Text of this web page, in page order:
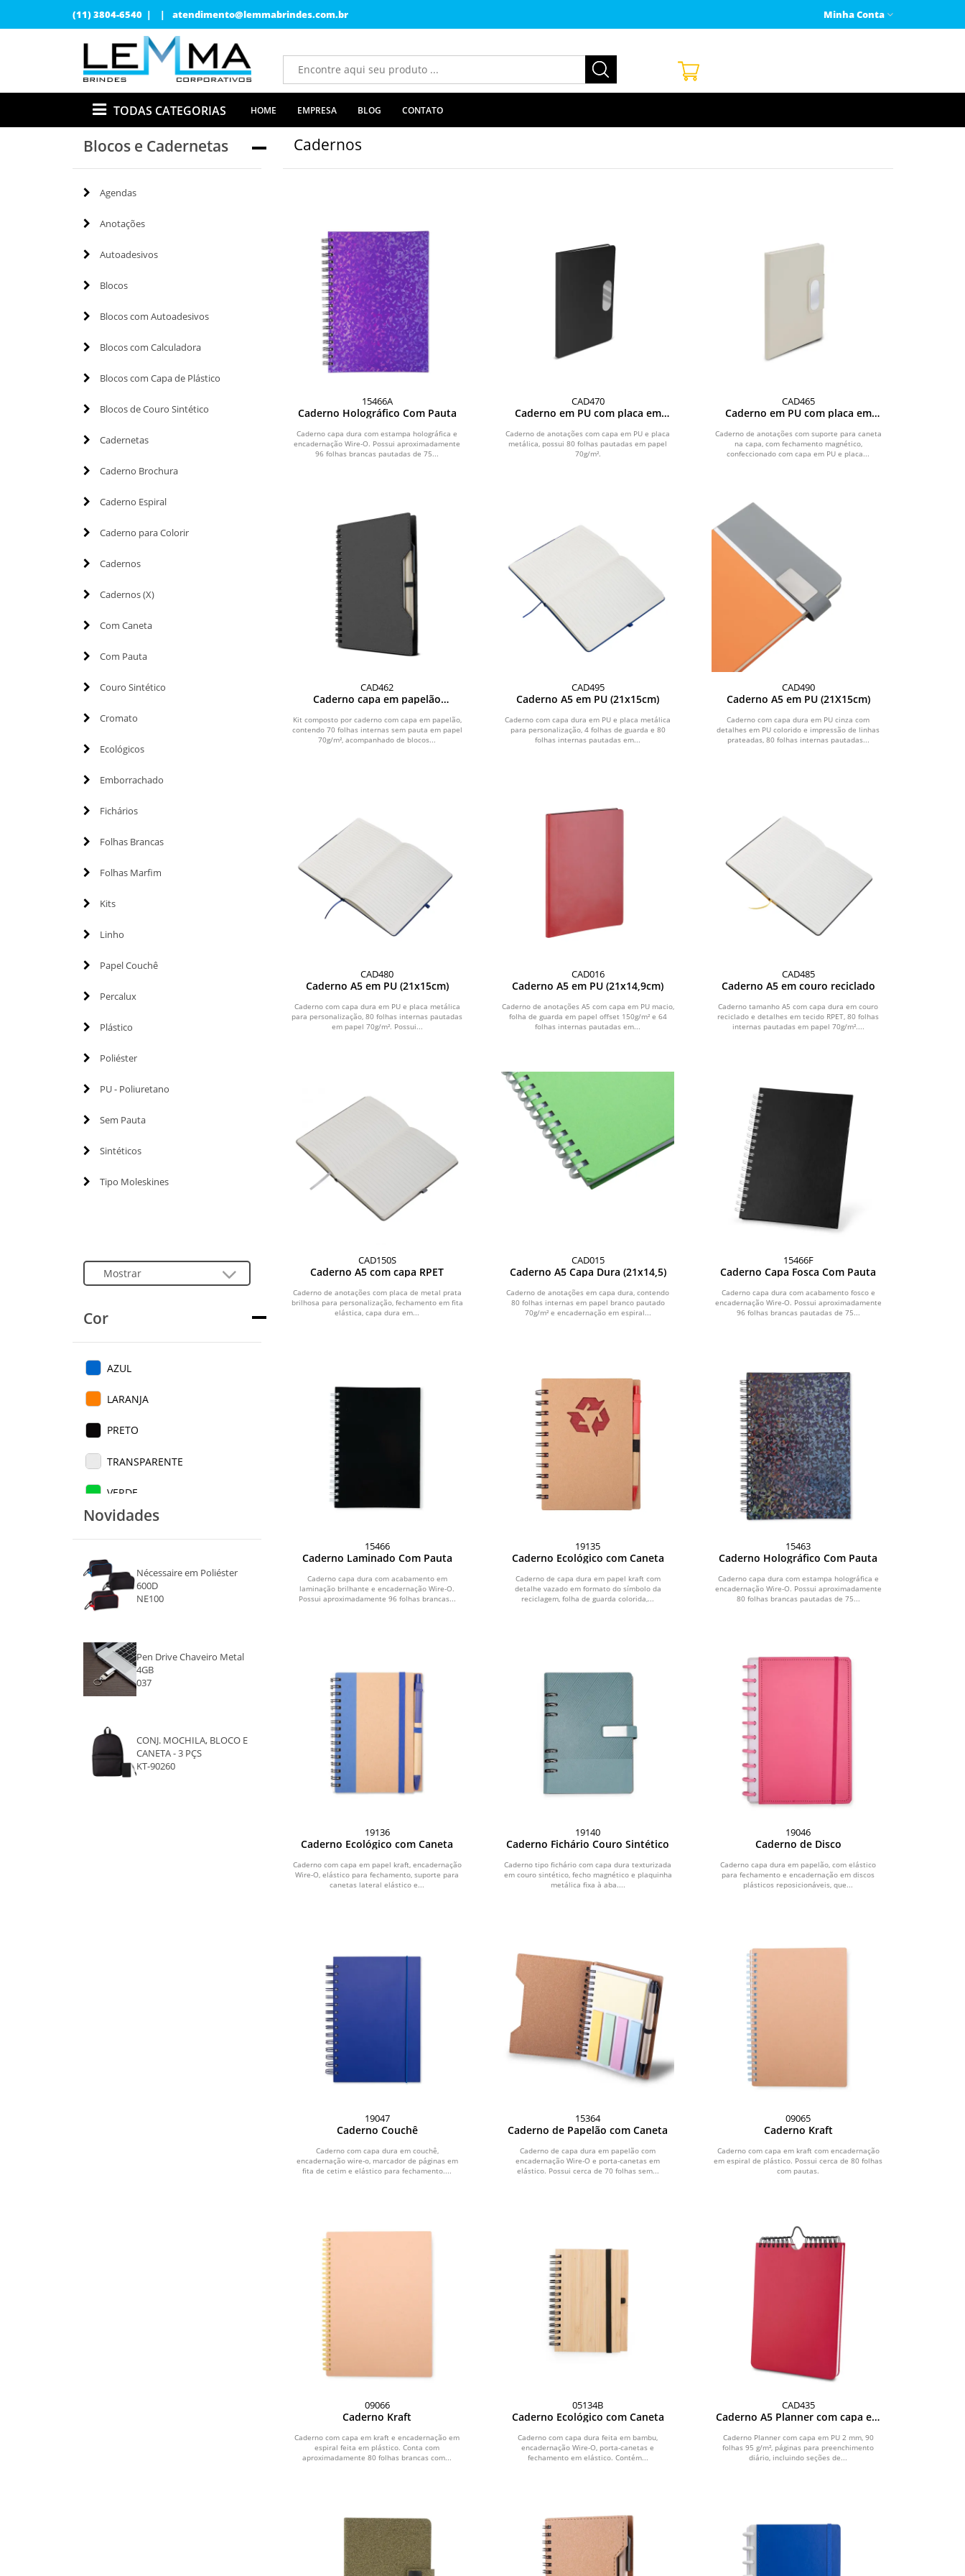
(11) 3804-6540 | | atendimento@lemmabrindes.com.br Minha Conta
TODAS CATEGORIAS HOME EMPRESA BLOG CONTATO
Blocos e Cadernetas
Agendas
Anotações
Autoadesivos
Blocos
Blocos com Autoadesivos
Blocos com Calculadora
Blocos com Capa de Plástico
Blocos de Couro Sintético
Cadernetas
Caderno Brochura
Caderno Espiral
Caderno para Colorir
Cadernos
Cadernos (X)
Com Caneta
Com Pauta
Couro Sintético
Cromato
Ecológicos
Emborrachado
Fichários
Folhas Brancas
Folhas Marfim
Kits
Linho
Papel Couchê
Percalux
Plástico
Poliéster
PU - Poliuretano
Sem Pauta
Sintéticos
Tipo Moleskines
Cor
AZUL
LARANJA
PRETO
TRANSPARENTE
VERDE
VERMELHO
COLORIDO
VERDE ESCURO
CINZA
ROXO
DOURADO
Novidades
Nécessaire em Poliéster
600D
NE100
Pen Drive Chaveiro Metal
4GB
037
CONJ. MOCHILA, BLOCO E
CANETA - 3 PÇS
KT-90260
Cadernos
15466A
Caderno Holográfico Com Pauta
Caderno capa dura com estampa holográfica e
encadernação Wire-O. Possui aproximadamente
96 folhas brancas pautadas de 75...
CAD470
Caderno em PU com placa em
Caderno de anotações com capa em PU e placa
metálica, possui 80 folhas pautadas em papel
70g/m².
CAD465
Caderno em PU com placa em
Caderno de anotações com suporte para caneta
na capa, com fechamento magnético,
confeccionado com capa em PU e placa...
CAD462
Caderno capa em papelão
Kit composto por caderno com capa em papelão,
contendo 70 folhas internas sem pauta em papel
70g/m², acompanhado de blocos...
CAD495
Caderno A5 em PU (21x15cm)
Caderno com capa dura em PU e placa metálica
para personalização, 4 folhas de guarda e 80
folhas internas pautadas em...
CAD490
Caderno A5 em PU (21X15cm)
Caderno com capa dura em PU cinza com
detalhes em PU colorido e impressão de linhas
prateadas, 80 folhas internas pautadas...
CAD480
Caderno A5 em PU (21x15cm)
Caderno com capa dura em PU e placa metálica
para personalização, 80 folhas internas pautadas
em papel 70g/m². Possui...
CAD016
Caderno A5 em PU (21x14,9cm)
Caderno de anotações A5 com capa em PU macio,
folha de guarda em papel offset 150g/m² e 64
folhas internas pautadas em...
CAD485
Caderno A5 em couro reciclado
Caderno tamanho A5 com capa dura em couro
reciclado e detalhes em tecido RPET, 80 folhas
internas pautadas em papel 70g/m²....
CAD150S
Caderno A5 com capa RPET
Caderno de anotações com placa de metal prata
brilhosa para personalização, fechamento em fita
elástica, capa dura em...
CAD015
Caderno A5 Capa Dura (21x14,5)
Caderno de anotações em capa dura, contendo
80 folhas internas em papel branco pautado
70g/m² e encadernação em espiral...
15466F
Caderno Capa Fosca Com Pauta
Caderno capa dura com acabamento fosco e
encadernação Wire-O. Possui aproximadamente
96 folhas brancas pautadas de 75...
15466
Caderno Laminado Com Pauta
Caderno capa dura com acabamento em
laminação brilhante e encadernação Wire-O.
Possui aproximadamente 96 folhas brancas...
19135
Caderno Ecológico com Caneta
Caderno de capa dura em papel kraft com
detalhe vazado em formato do símbolo da
reciclagem, folha de guarda colorida,...
15463
Caderno Holográfico Com Pauta
Caderno capa dura com estampa holográfica e
encadernação Wire-O. Possui aproximadamente
80 folhas brancas pautadas de 75...
19136
Caderno Ecológico com Caneta
Caderno com capa em papel kraft, encadernação
Wire-O, elástico para fechamento, suporte para
canetas lateral elástico e...
19140
Caderno Fichário Couro Sintético
Caderno tipo fichário com capa dura texturizada
em couro sintético, fecho magnético e plaquinha
metálica fixa à aba....
19046
Caderno de Disco
Caderno capa dura em papelão, com elástico
para fechamento e encadernação em discos
plásticos reposicionáveis, que...
19047
Caderno Couchê
Caderno com capa dura em couchê,
encadernação wire-o, marcador de páginas em
fita de cetim e elástico para fechamento....
15364
Caderno de Papelão com Caneta
Caderno de capa dura em papelão com
encadernação Wire-O e porta-canetas em
elástico. Possui cerca de 70 folhas sem...
09065
Caderno Kraft
Caderno com capa em kraft com encadernação
em espiral de plástico. Possui cerca de 80 folhas
com pautas.
09066
Caderno Kraft
Caderno com capa em kraft e encadernação em
espiral feita em plástico. Conta com
aproximadamente 80 folhas brancas com...
05134B
Caderno Ecológico com Caneta
Caderno com capa dura feita em bambu,
encadernação Wire-O, porta-canetas e
fechamento em elástico. Contém...
CAD435
Caderno A5 Planner com capa em
Caderno Planner com capa em PU 2 mm, 90
folhas 95 g/m², páginas para preenchimento
diário, incluindo seções de...